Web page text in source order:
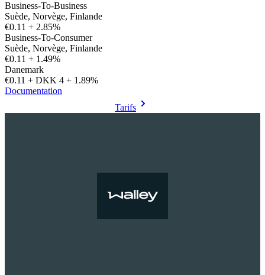
Business-To-Business
Suède, Norvège, Finlande
€0.11 + 2.85%
Business-To-Consumer
Suède, Norvège, Finlande
€0.11 + 1.49%
Danemark
€0.11 + DKK 4 + 1.89%
Documentation
Tarifs